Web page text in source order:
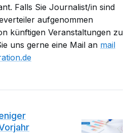
Falls Sie Journalist/in sind
aufgenommen
künftigen Veranstaltungen zu
uns gerne eine Mail an mail​